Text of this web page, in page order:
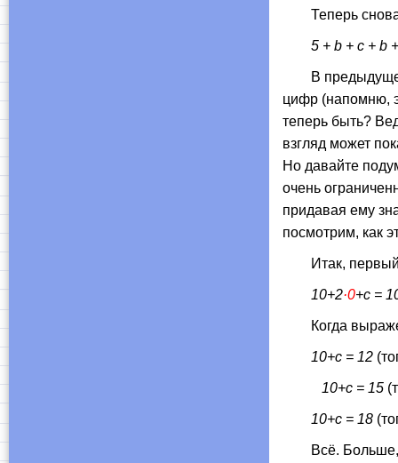
Теперь снова
5 + b + c + b
В предыдущем
цифр (напомню,
теперь быть?
взгляд может
Но давайте
очень
придавая ему
посмотрим, как
Итак, первый
10+2·0+c =
Когда
10+c = 12
10+c = 15
10+c = 18
Всё. Больше,